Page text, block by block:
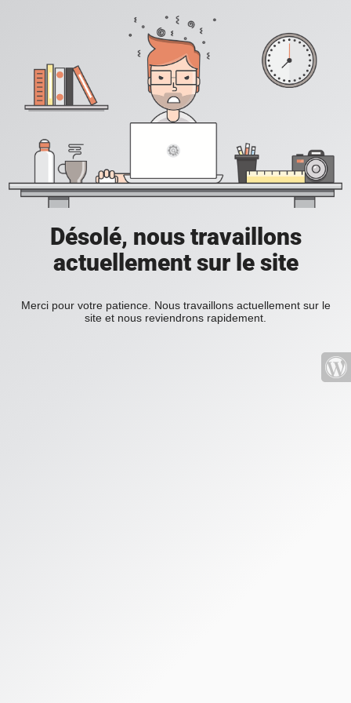
Désolé, nous travaillons
actuellement sur le site
Merci pour votre patience. Nous travaillons actuellement sur le
site et nous reviendrons rapidement.